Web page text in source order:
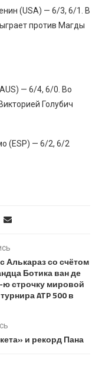
(USA) — 6/3, 6/1. В
против Магды
— 6/4, 6/0. Во
Голубич
(ESP) — 6/2, 6/2
Алькараз со счётом
Ботика ван де
строчку мировой
ATP 500 в
и рекорд Пана